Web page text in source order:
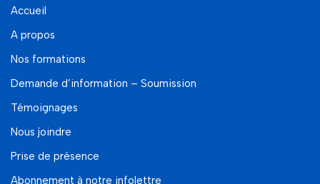
Accueil
A propos
Nos formations
Demande d’information – Soumission
Témoignages
Nous joindre
Prise de présence
Abonnement à notre infolettre